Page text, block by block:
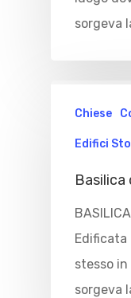
sorgeva
Chiese
Edifici
Basilica
Edificata
stesso
sorgeva